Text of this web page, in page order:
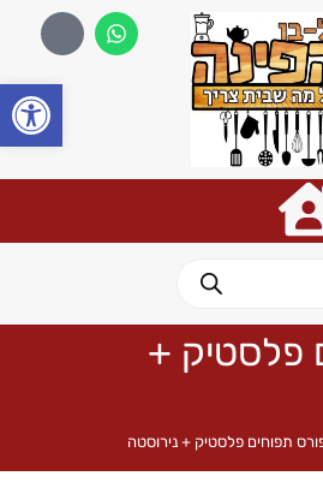
פלסטיק +
תפוחים פלסטיק + נירוסטה